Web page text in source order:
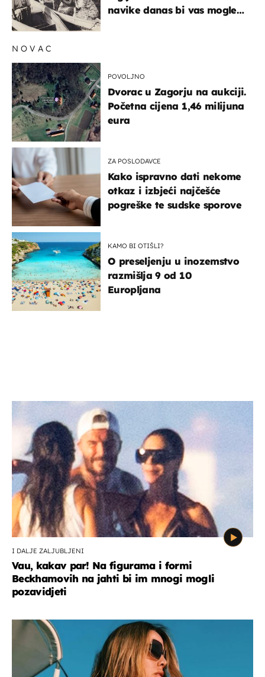
navike danas bi vas mogle
NOVAC
POVOLJNO
Dvorac u Zagorju na aukciji.
Početna cijena 1,46 milijuna
eura
ZA POSLODAVCE
Kako ispravno dati nekome
otkaz i izbjeći najčešće
pogreške te sudske sporove
KAMO BI OTIŠLI?
O preseljenju u inozemstvo
razmišlja 9 od 10
Europljana
I DALJE ZALJUBLJENI
Vau, kakav par! Na figurama i formi
Beckhamovih na jahti bi im mnogi mogli
pozavidjeti